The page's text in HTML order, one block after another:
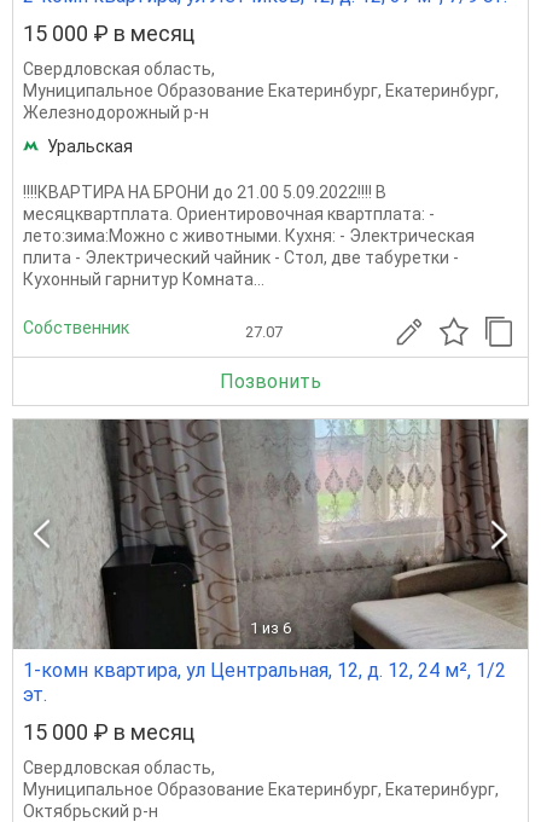
15 000 ₽ в месяц
Свердловская область,
Муниципальное Образование Екатеринбург, Екатеринбург,
Железнодорожный р-н
Уральская
!!!!КВАРТИРА НА БРОНИ до 21.00 5.09.2022!!!! В
месяцквартплата. Ориентировочная квартплата: -
лето:зима:Можно с животными. Кухня: - Электрическая
плита - Электрический чайник - Стол, две табуретки -
Кухонный гарнитур Комната...
Собственник 27.07
Позвонить
1 из 6
1-комн квартира, ул Центральная, 12, д. 12, 24 м², 1/2
эт.
15 000 ₽ в месяц
Свердловская область,
Муниципальное Образование Екатеринбург, Екатеринбург,
Октябрьский р-н